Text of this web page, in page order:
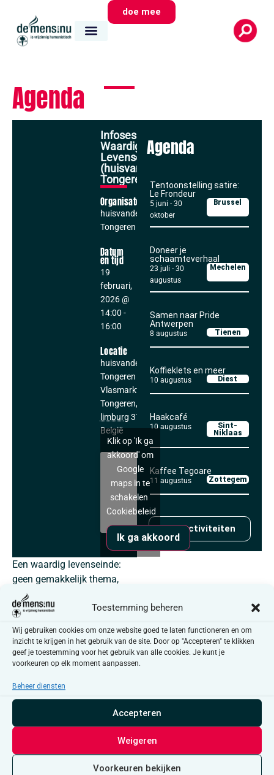
Toestemming beheren
Wij gebruiken cookies om onze website goed te laten functioneren en om
inzicht te krijgen in het gebruik van de site. Door op "Accepteren" te klikken
geef je toestemming voor het gebruik van alle cookies. Je kunt je
voorkeuren op elk moment aanpassen.
Beheer diensten
Accepteren
Weigeren
Voorkeuren bekijken
doe mee
Agenda
Infosessie
Waardig
Levenseinde
(huisvandeMens
Tongeren)
Organisator
huisvandeMens
Tongeren
Datum
en tijd
19
februari,
2026@
14:00 -
16:00
Locatie
huisvandeMens
Tongeren
Vlasmarkt 11
Tongeren,
limburg 3700
België
Klik op 'Ik ga
akkoord' om
Google
maps in te
schakelen
Cookiebeleid
Ik ga akkoord
Een waardig levenseinde:
geen gemakkelijk thema,
maar toch houdt het ons
bezig. Tijdens deze
aantal deelnemers) kom je te
weten wat je rechten en
mogelijkheden zijn aan het
einde van je leven. We
belichten de wetten inzake
euthanasie, patiëntenrechten
en palliatieve zorgen en
staan ook stil bij wat je nu al
kan regelen (via
Agenda
Tentoonstelling satire:
Le Frondeur
5 juni - 30
oktober
Brussel
Doneer je
schaamteverhaal
23 juli - 30
augustus
Mechelen
Samen naar Pride
Antwerpen
8 augustus Tienen
Koffieklets en meer
10 augustus Diest
Haakcafé
10 augustus
Sint-
Niklaas
Kaffee Tegoare
11 augustus Zottegem
Alle activiteiten